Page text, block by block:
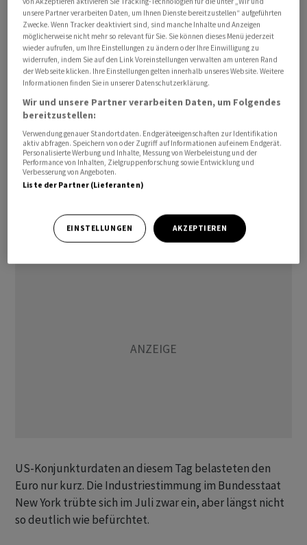
Euro/Franken-Paar bewegte sich am Nachmittag mit
Kursen von 0,9665 wieder deutlicher über der Marke von
0,96 Franken. Am späten Abend liegt der Kurs mit 0,9672
Franken sogar nach höher. Der Dollar schwankte derweil
am Montag um die Marke von 86 Rappen. Aktuell notiert
er bei 0,8599 Franken.
In der vergangenen Woche hatte der Euro zum US-
Dollar um etwa drei Cent zugelegt. Fallende
Inflationsraten in der weltgrössten Volkswirtschaft
lösten rückläufige Zinserwartungen aus. Derzeit ist an
Notenbank Fed in diesem Jahr vollständig eingepreist.
Der Dollar steht daher unter Druck.
US-Konjunkturdaten an diesem Tag belasteten den
Euro nur kurz. Die Industriestimmung im Bundesstaat
New York trübte sich im Juli zwar ein, aber längst nicht
so deutlich wie befürchtet.
unsere Partner verarbeiten Daten, um Ihnen Dienste bereitzustellen“ aufgeführten
Zwecke. Wenn Tracker deaktiviert sind, sind manche Inhalte und Anzeigen
möglicherweise nicht mehr so relevant für Sie. Sie können dieses Menü jederzeit
wieder aufrufen, um Ihre Einstellungen zu ändern oder Ihre Einwilligung zu
widerrufen, indem Sie auf den Link Voreinstellungen verwalten am unteren Rand
der Webseite klicken. Ihre Einstellungen gelten innerhalb unseres Website. Weitere
Informationen finden Sie in unserer Datenschutzerklärung.
Wir und unsere Partner verarbeiten Daten, um Folgendes
bereitzustellen:
Verwendung genauer Standortdaten. Endgeräteeigenschaften zur Identifikation
aktiv abfragen. Speichern von oder Zugriff auf Informationen auf einem Endgerät.
Personalisierte Werbung und Inhalte, Messung von Werbeleistung und der
Performance von Inhalten, Zielgruppenforschung sowie Entwicklung und
Verbesserung von Angeboten.
Liste der Partner (Lieferanten)
EINSTELLUNGEN AKZEPTIEREN